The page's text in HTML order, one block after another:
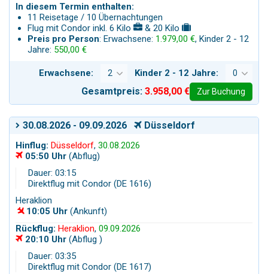
In diesem Termin enthalten:
11 Reisetage / 10 Übernachtungen
Flug mit Condor inkl. 6 Kilo
& 20 Kilo
Preis pro Person: Erwachsene: 1.979,00 €, Kinder 2 - 12
Jahre: 550,00 €
Erwachsene: Kinder 2 - 12 Jahre:
Gesamtpreis: 3.958,00 € Zur Buchung
30.08.2026 - 09.09.2026 Düsseldorf
Hinflug: Düsseldorf, 30.08.2026
05:50 Uhr (Abflug)
Dauer: 03:15
Direktflug mit Condor (DE 1616)
Heraklion
10:05 Uhr (Ankunft)
Rückflug: Heraklion, 09.09.2026
20:10 Uhr (Abflug )
Dauer: 03:35
Direktflug mit Condor (DE 1617)